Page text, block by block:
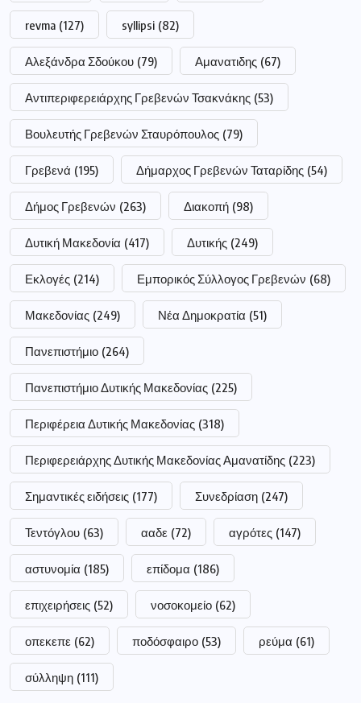
revma (127) syllipsi (82)
Αλεξάνδρα Σδούκου (79) Αμανατιδης (67)
Αντιπεριφερειάρχης Γρεβενών Τσακνάκης (53)
Βουλευτής Γρεβενών Σταυρόπουλος (79)
Γρεβενά (195) Δήμαρχος Γρεβενών Ταταρίδης (54)
Δήμος Γρεβενών (263) Διακοπή (98)
Δυτική Μακεδονία (417) Δυτικής (249)
Εκλογές (214) Εμπορικός Σύλλογος Γρεβενών (68)
Μακεδονίας (249) Νέα Δημοκρατία (51)
Πανεπιστήμιο (264)
Πανεπιστήμιο Δυτικής Μακεδονίας (225)
Περιφέρεια Δυτικής Μακεδονίας (318)
Περιφερειάρχης Δυτικής Μακεδονίας Αμανατίδης (223)
Σημαντικές ειδήσεις (177) Συνεδρίαση (247)
Τεντόγλου (63) ααδε (72) αγρότες (147)
αστυνομία (185) επίδομα (186)
επιχειρήσεις (52) νοσοκομείο (62)
οπεκεπε (62) ποδόσφαιρο (53) ρεύμα (61)
σύλληψη (111)